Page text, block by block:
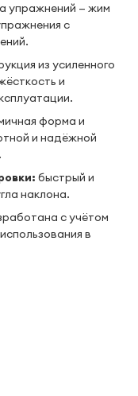
упражнений — жим
с
из усиленного
и
форма и
и надёжной
быстрый и
наклона.
с учётом
в